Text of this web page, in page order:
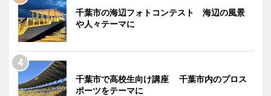
千葉市の海辺フォトコンテスト 海辺の風景
や人々テーマに
千葉市で高校生向け講座 千葉市内のプロス
ポーツをテーマに